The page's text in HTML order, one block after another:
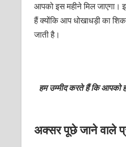
आपको इस महीने मिल जाएगा।
हैं क्योंकि आप धोखाधड़ी का
जाती है।
हम उम्मीद करते हैं कि आपको
अक्सर पूछे जाने वाले